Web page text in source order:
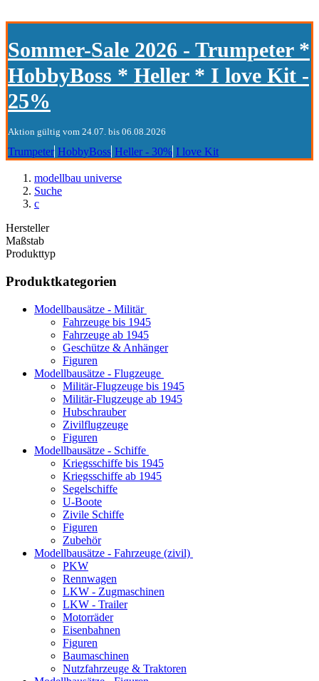
Sommer-Sale 2026 - Trumpeter *
HobbyBoss * Heller * I love Kit -
25%
Aktion gültig vom 24.07. bis 06.08.2026
Trumpeter HobbyBoss Heller - 30% I love Kit
modellbau universe
Suche
c
Hersteller
Maßstab
Produkttyp
Produktkategorien
Modellbausätze - Militär
Fahrzeuge bis 1945
Fahrzeuge ab 1945
Geschütze & Anhänger
Figuren
Modellbausätze - Flugzeuge
Militär-Flugzeuge bis 1945
Militär-Flugzeuge ab 1945
Hubschrauber
Zivilflugzeuge
Figuren
Modellbausätze - Schiffe
Kriegsschiffe bis 1945
Kriegsschiffe ab 1945
Segelschiffe
U-Boote
Zivile Schiffe
Figuren
Zubehör
Modellbausätze - Fahrzeuge (zivil)
PKW
Rennwagen
LKW - Zugmaschinen
LKW - Trailer
Motorräder
Eisenbahnen
Figuren
Baumaschinen
Nutzfahrzeuge & Traktoren